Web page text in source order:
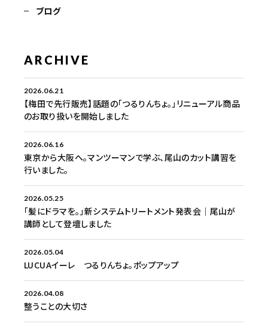
ブログ
ARCHIVE
2026.06.21
【梅田で先行販売】話題の「つるりんちょ。」リニューアル商品
のお取り扱いを開始しました
2026.06.16
東京から大阪へ。マンツーマンで学ぶ、尾山のカット講習を
行いました。
2026.05.25
「髪にドラマを。」新システムトリートメント発表会｜尾山が
講師として登壇しました
2026.05.04
LUCUAイーレ つるりんちょ。ポップアップ
2026.04.08
整うことの大切さ